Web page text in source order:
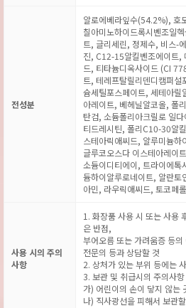
전성분
알로에베라잎수(54.2%), 호
칠아미노하이드록시벤조일
트, 글리세린, 정제수, 비스-
진, C12-15알킬벤조에이트,
드, 티타늄디옥사이드 (CI
트, 테레프탈릴리덴디캠퍼
슘세틸포스페이트, 세테아릴
아레이트, 베헤닐알코올, 폴
탄검, 소듐폴리아크릴로 일
티드레시틴, 폴리C10-30알
스테아릭애씨드, 알루미늄
글루코오스다 이스테아레이
소듐이디티에이, 트라이에톡
듐하이알루로네이트, 알란토
아민, 라우릭애씨드, 토코페롤
사용 시의 주의
사항
1. 화장품 사용 시 또는 사용
은 반점,
부어오름 또는 가려움증 등
전문의 등과 상담할 것
2. 상처가 있는 부위 등에는
3. 보관 및 취급시의 주의사항
가) 어린이의 손이 닿지 않는
나) 직사광선을 피해서 보관